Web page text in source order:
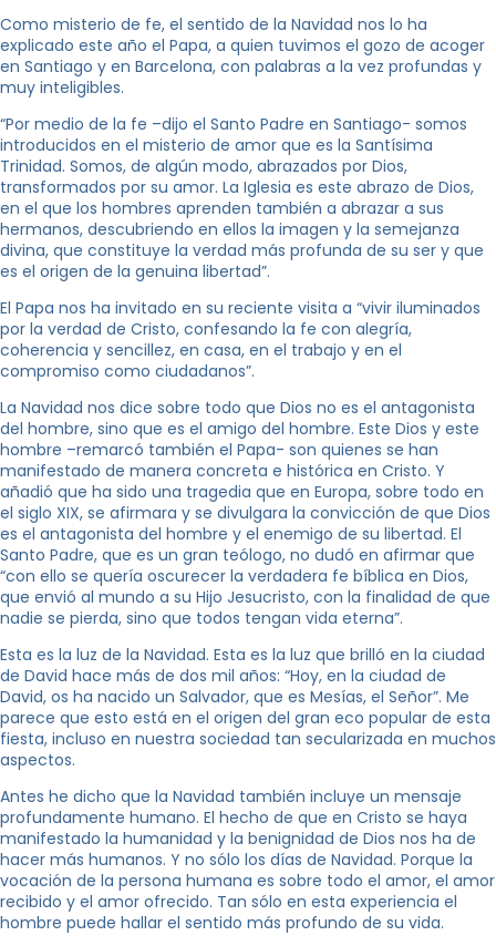
Como misterio de fe, el sentido de la Navidad nos lo ha
explicado este año el Papa, a quien tuvimos el gozo de acoger
en Santiago y en Barcelona, con palabras a la vez profundas y
muy inteligibles.
“Por medio de la fe –dijo el Santo Padre en Santiago- somos
introducidos en el misterio de amor que es la Santísima
Trinidad. Somos, de algún modo, abrazados por Dios,
transformados por su amor. La Iglesia es este abrazo de Dios,
en el que los hombres aprenden también a abrazar a sus
hermanos, descubriendo en ellos la imagen y la semejanza
divina, que constituye la verdad más profunda de su ser y que
es el origen de la genuina libertad”.
El Papa nos ha invitado en su reciente visita a “vivir iluminados
por la verdad de Cristo, confesando la fe con alegría,
coherencia y sencillez, en casa, en el trabajo y en el
compromiso como ciudadanos”.
La Navidad nos dice sobre todo que Dios no es el antagonista
del hombre, sino que es el amigo del hombre. Este Dios y este
hombre –remarcó también el Papa- son quienes se han
manifestado de manera concreta e histórica en Cristo. Y
añadió que ha sido una tragedia que en Europa, sobre todo en
el siglo XIX, se afirmara y se divulgara la convicción de que Dios
es el antagonista del hombre y el enemigo de su libertad. El
Santo Padre, que es un gran teólogo, no dudó en afirmar que
“con ello se quería oscurecer la verdadera fe bíblica en Dios,
que envió al mundo a su Hijo Jesucristo, con la finalidad de que
nadie se pierda, sino que todos tengan vida eterna”.
Esta es la luz de la Navidad. Esta es la luz que brilló en la ciudad
de David hace más de dos mil años: “Hoy, en la ciudad de
David, os ha nacido un Salvador, que es Mesías, el Señor”. Me
parece que esto está en el origen del gran eco popular de esta
fiesta, incluso en nuestra sociedad tan secularizada en muchos
aspectos.
Antes he dicho que la Navidad también incluye un mensaje
profundamente humano. El hecho de que en Cristo se haya
manifestado la humanidad y la benignidad de Dios nos ha de
hacer más humanos. Y no sólo los días de Navidad. Porque la
vocación de la persona humana es sobre todo el amor, el amor
recibido y el amor ofrecido. Tan sólo en esta experiencia el
hombre puede hallar el sentido más profundo de su vida.